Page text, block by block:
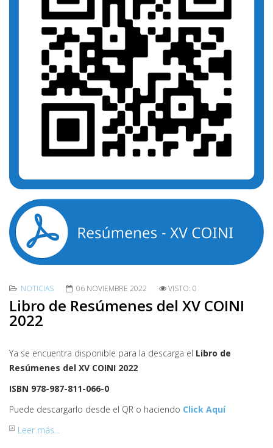
NOTICIAS 06 NOVIEMBRE 2022 VISTO: 0
Libro de Resúmenes del XV COINI
2022
Ya se encuentra disponible para la descarga el Libro de
Resúmenes del XV COINI 2022
ISBN 978-987-811-066-0
Puede descargarlo desde el QR o haciendo Click Aquí
Leer más...